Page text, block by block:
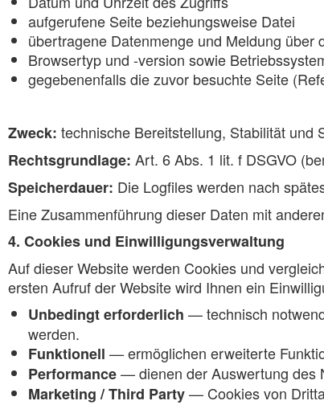
aufgerufene Seite beziehungsweise Datei
übertragene Datenmenge und Meldung über
Browsertyp und -version sowie
gegebenenfalls die zuvor besuchte Seite
Zweck: technische Bereitstellung, Stabilität und
Rechtsgrundlage: Art. 6 Abs. 1 lit. f DSGVO
Speicherdauer: Die Logfiles werden nach
Eine Zusammenführung dieser Daten mit
4. Cookies und Einwilligungsverwaltung
Auf dieser Website werden Cookies und
ersten Aufruf der Website wird Ihnen ein
Unbedingt erforderlich — technisch
werden.
Funktionell — ermöglichen erweiterte
Performance— dienen der Auswertung des
Marketing / Third Party— Cookies von